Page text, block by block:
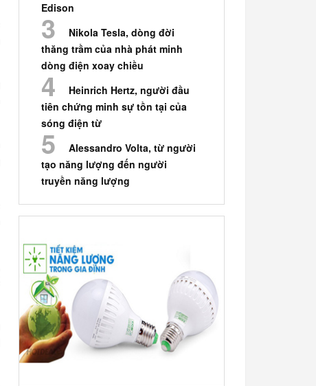
Edison
Nikola Tesla, dòng đời
thăng trầm của nhà phát minh
dòng điện xoay chiều
Heinrich Hertz, người đầu
tiên chứng minh sự tồn tại của
sóng điện từ
Alessandro Volta, từ người
tạo năng lượng đến người
truyền năng lượng